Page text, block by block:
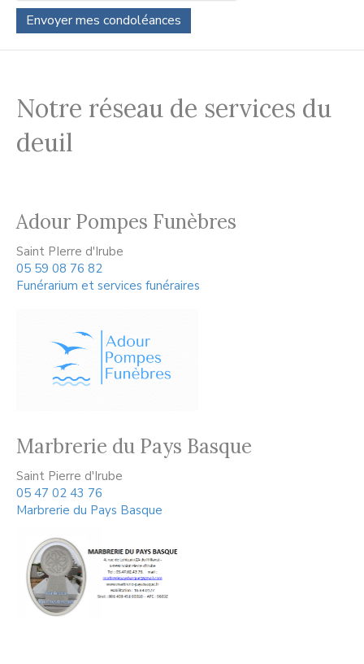
Notre réseau de services du
deuil
Adour Pompes Funèbres
Saint PIerre d'Irube
05 59 08 76 82
Funérarium et services funéraires
Marbrerie du Pays Basque
Saint Pierre d'Irube
05 47 02 43 76
Marbrerie du Pays Basque